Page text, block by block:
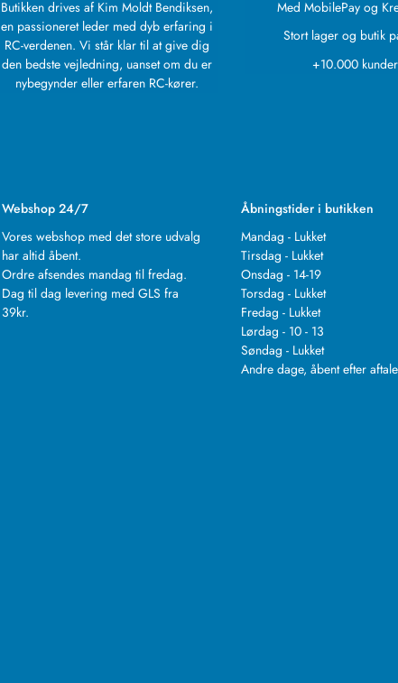
Butikken drives af Kim Moldt Bendiksen,
en passioneret leder med dyb erfaring i
RC-verdenen. Vi står klar til at give dig
den bedste vejledning, uanset om du er
nybegynder eller erfaren RC-kører.
Med MobilePay og
Stort lager og butik
+10.000 kunder
Webshop 24/7
Vores webshop med det store udvalg
har altid åbent.
Ordre afsendes mandag til fredag.
Dag til dag levering med GLS fra
39kr.
Åbningstider i butikken
Mandag - Lukket
Tirsdag - Lukket
Onsdag - 14-19
Torsdag - Lukket
Fredag - Lukket
Lørdag - 10 - 13
Søndag - Lukket
Andre dage, åbent efter